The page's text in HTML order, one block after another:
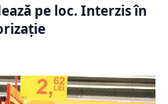
pe loc. Interzis în